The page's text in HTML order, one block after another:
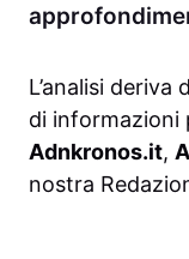
L’analisi
di informazioni
Adnkronos.it,
nostra